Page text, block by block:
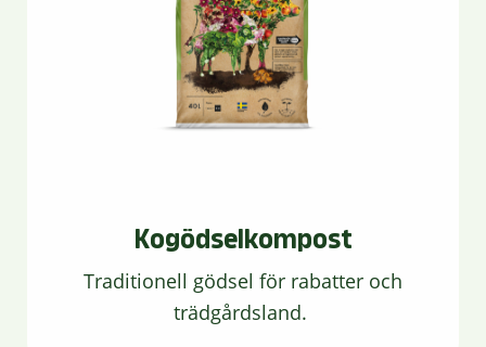
Kogödselkompost
Traditionell gödsel för rabatter och
trädgårdsland.